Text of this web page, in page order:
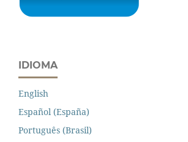
IDIOMA
English
Español (España)
Português (Brasil)